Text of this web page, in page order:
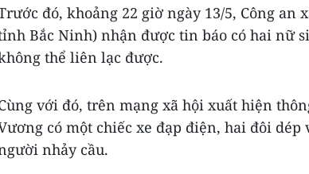
đó, khoảng 22 giờ ngày 13/5, Công an
Bắc Ninh) nhận được tin báo có hai nữ
thể liên lạc được.
với đó, trên mạng xã hội xuất hiện
có một chiếc xe đạp điện, hai đôi
nhảy cầu.